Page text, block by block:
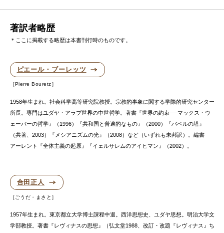
著訳者略歴
＊ここに掲載する略歴は本書刊行時のものです。
ピエール・ブーレッツ
Pierre Bouretz
1958年生まれ。社会科学高等研究院教授。宗教的事象に関する学際的研究センター
所長。専門はユダヤ・アラブ世界の中世哲学。著書『世界の約束──マックス・ウ
ェーバーの哲学』（1996）『共和国と普遍的なもの』（2000）『バベルの塔』
（共著、2003）『メシアニズムの光』（2008）など（いずれも未邦訳）。編書
アーレント『全体主義の起原』『イェルサレムのアイヒマン』（2002）。
合田正人
ごうだ・まさと
1957年生まれ。東京都立大学博士課程中退。西洋思想史、ユダヤ思想。明治大学文
学部教授。著書『レヴィナスの思想』（弘文堂1988、改訂・改題『レヴィナス』ち